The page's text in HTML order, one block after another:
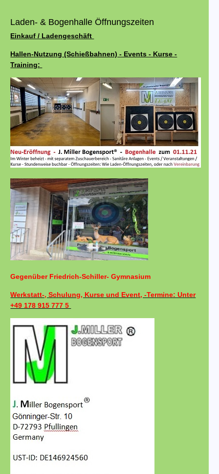
Laden- & Bogenhalle Öffnungszeiten
Einkauf / Ladengeschäft
Hallen-Nutzung (Schießbahnen) - Events - Kurse -
Training:
Gegenüber Friedrich-Schiller- Gymnasium
Werkstatt-, Schulung, Kurse und Event, -Termine: Unter
+49 178 915 777 5